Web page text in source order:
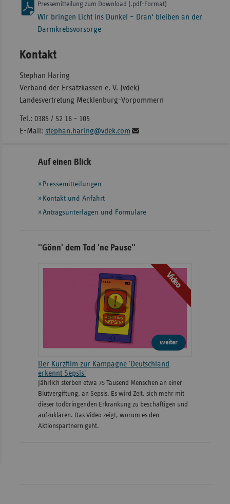
Pressemitteilung zum Download (.pdf-Format)
Wir bringen Licht ins Dunkel – Dran‘ bleiben an der
Darmkrebsvorsorge
Kontakt
Stephan Haring
Verband der Ersatzkassen e. V. (vdek)
Landesvertretung Mecklenburg-Vorpommern
Tel.: 0385 / 52 16 - 105
E-Mail: stephan.haring@vdek.com
Seitennavigation
Seitenleiste
weiteren
Informationen
Auf einen Blick
Pressemitteilungen
Kontakt und Anfahrt
Antragsunterlagen und Formulare
''Gönn' dem Tod 'ne Pause''
Video
weiter
Der Kurzfilm zur Kampagne 'Deutschland
erkennt Sepsis'
Jährlich sterben etwa 75 Tausend Menschen an einer
Blutvergiftung, an Sepsis. Es wird Zeit, sich mehr mit
dieser todbringenden Erkrankung zu beschäftigen und
aufzuklären. Das Video zeigt, worum es den
Aktionspartnern geht.